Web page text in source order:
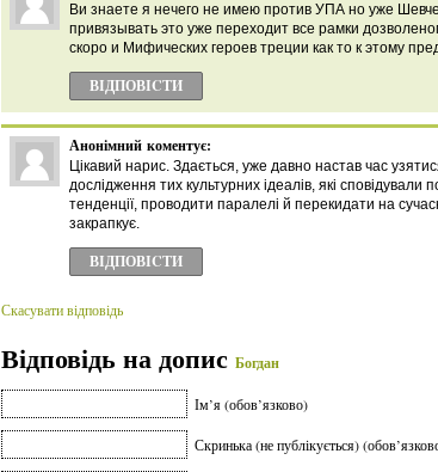
Ви знаете я нечего не имею против УПА но уже
привязывать это уже переходит все рамки
скоро и Мифических героев треции как то к этому
ВІДПОВІCТИ
Анонімний коментує:
Цікавий нарис. Здається, уже давно настав час
дослідження тих культурних ідеалів, які
тенденції, проводити паралелі й перекидати на
закрапкує.
ВІДПОВІCТИ
Скасувати відповідь
Відповідь на допис Богдан
Ім’я (обов’язково)
Скринька (не публікується)